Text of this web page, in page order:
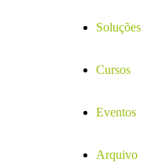
Soluções
Cursos
Eventos
Arquivo